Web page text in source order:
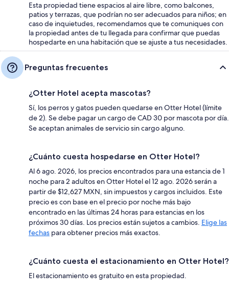
Esta propiedad tiene espacios al aire libre, como balcones,
patios y terrazas, que podrían no ser adecuados para niños; en
caso de inquietudes, recomendamos que te comuniques con
la propiedad antes de tu llegada para confirmar que puedas
hospedarte en una habitación que se ajuste a tus necesidades.
Preguntas frecuentes
¿Otter Hotel acepta mascotas?
Sí, los perros y gatos pueden quedarse en Otter Hotel (límite
de 2). Se debe pagar un cargo de CAD 30 por mascota por día.
Se aceptan animales de servicio sin cargo alguno.
¿Cuánto cuesta hospedarse en Otter Hotel?
Al 6 ago. 2026, los precios encontrados para una estancia de 1
noche para 2 adultos en Otter Hotel el 12 ago. 2026 serán a
partir de $12,627 MXN, sin impuestos y cargos incluidos. Este
precio es con base en el precio por noche más bajo
encontrado en las últimas 24 horas para estancias en los
próximos 30 días. Los precios están sujetos a cambios. Elige las
fechas para obtener precios más exactos.
¿Cuánto cuesta el estacionamiento en Otter Hotel?
El estacionamiento es gratuito en esta propiedad.